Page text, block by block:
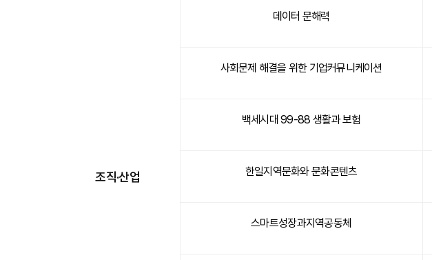
조직·산업
데이터 문해력
사회문제 해결을 위한 기업커뮤니케이션
백세시대 99-88 생활과 보험
한일지역문화와 문화콘텐츠
스마트성장과지역공동체